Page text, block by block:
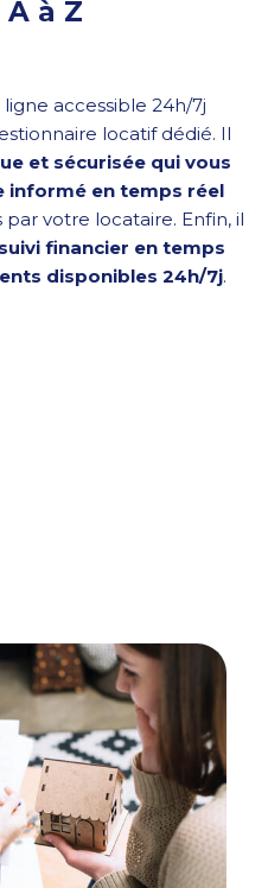
à Z
accessible 24h/7j
locatif dédié. Il
et sécurisée qui vous
informé en temps réel
votre locataire. Enfin, il
suivi financier en temps
disponibles 24h/7j.